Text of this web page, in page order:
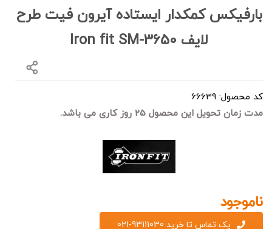
بارفیکس کمکدار ایستاده آیرون فیت طرح
لایف Iron fit SM-3650
کد محصول: 66639
مدت زمان تحویل این محصول 25 روز کاری می باشد.
ناموجود
یک تماس تا خرید 93111030-021